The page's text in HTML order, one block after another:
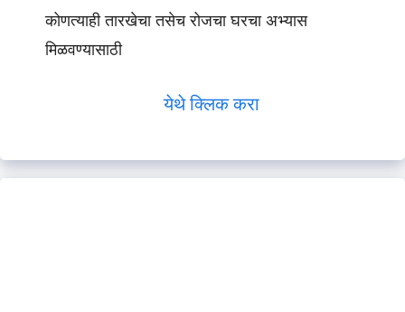
कोणत्याही तारखेचा तसेच रोजचा घरचा अभ्यास
मिळवण्यासाठी
येथे क्लिक करा